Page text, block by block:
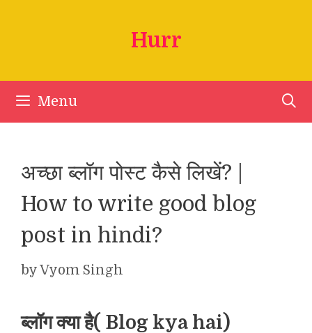
Hurr
Menu
अच्छा ब्लॉग पोस्ट कैसे लिखें? |
How to write good blog
post in hindi?
byVyom Singh
ब्लॉग क्या है( Blog kya hai)